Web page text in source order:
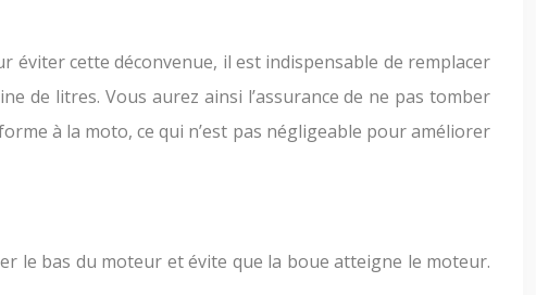
éviter cette déconvenue, il est indispensable de remplacer
de litres. Vous aurez ainsi l’assurance de ne pas tomber
à la moto, ce qui n’est pas négligeable pour améliorer
le bas du moteur et évite que la boue atteigne le moteur.